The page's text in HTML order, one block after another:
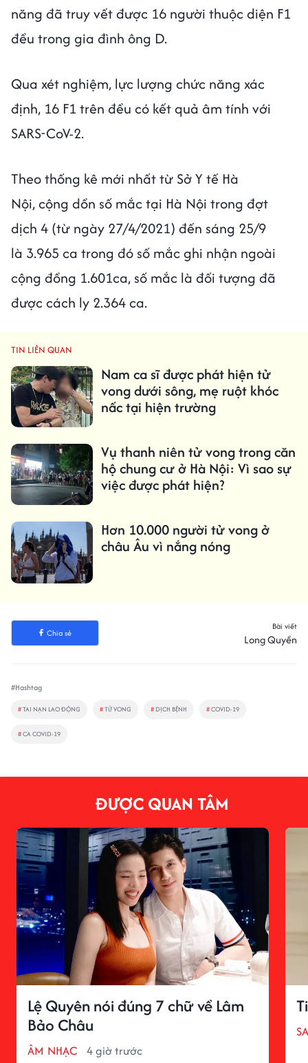
năng đã truy vết được 16 người thuộc diện F1
đều trong gia đình ông D.
Qua xét nghiệm, lực lượng chức năng xác
định, 16 F1 trên đều có kết quả âm tính với
SARS-CoV-2.
Theo thống kê mới nhất từ Sở Y tế Hà
Nội, cộng dồn số mắc tại Hà Nội trong đợt
dịch 4 (từ ngày 27/4/2021) đến sáng 25/9
là 3.965 ca trong đó số mắc ghi nhận ngoài
cộng đồng 1.601ca, số mắc là đối tượng đã
được cách ly 2.364 ca.
TIN LIÊN QUAN
Nam ca sĩ được phát hiện tử
vong dưới sông, mẹ ruột khóc
nấc tại hiện trường
Vụ thanh niên tử vong trong căn
hộ chung cư ở Hà Nội: Vì sao sự
việc được phát hiện?
Hơn 10.000 người tử vong ở
châu Âu vì nắng nóng
Chia sẻ
Bài viết
Long Quyền
#Hashtag
#TAI NẠN LAO ĐỘNG #TỬ VONG # DỊCH BỆNH #COVID-19
#CA COVID-19
ĐƯỢC QUAN TÂM
Lệ Quyên nói đúng 7 chữ về Lâm
Bảo Châu
ÂM NHẠC 4 giờ trước